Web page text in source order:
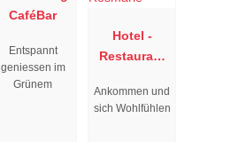
CaféBar
Entspannt
geniessen im
Grünem
Hotel -
Restaurant
Ankommen und
sich Wohlfühlen